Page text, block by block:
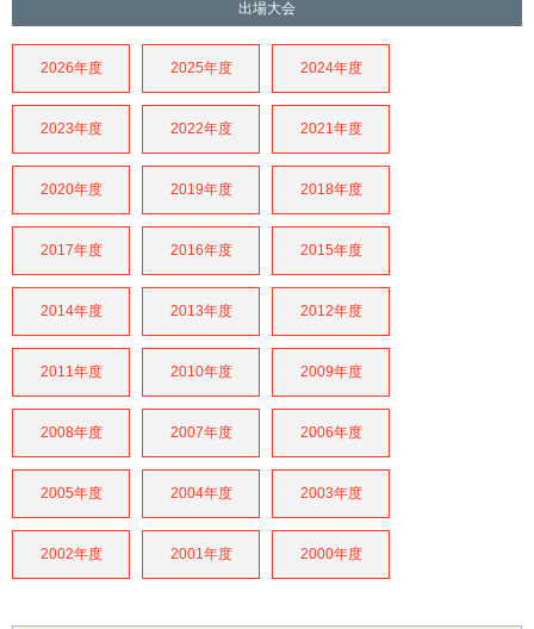
出場大会
2026年度 2025年度 2024年度
2023年度 2022年度 2021年度
2020年度 2019年度 2018年度
2017年度 2016年度 2015年度
2014年度 2013年度 2012年度
2011年度 2010年度 2009年度
2008年度 2007年度 2006年度
2005年度 2004年度 2003年度
2002年度 2001年度 2000年度